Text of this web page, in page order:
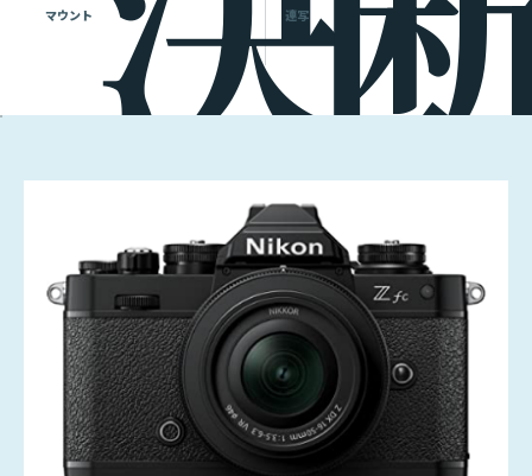
マウント 連写